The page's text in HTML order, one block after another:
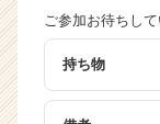
ご参加お待ちして
持ち物